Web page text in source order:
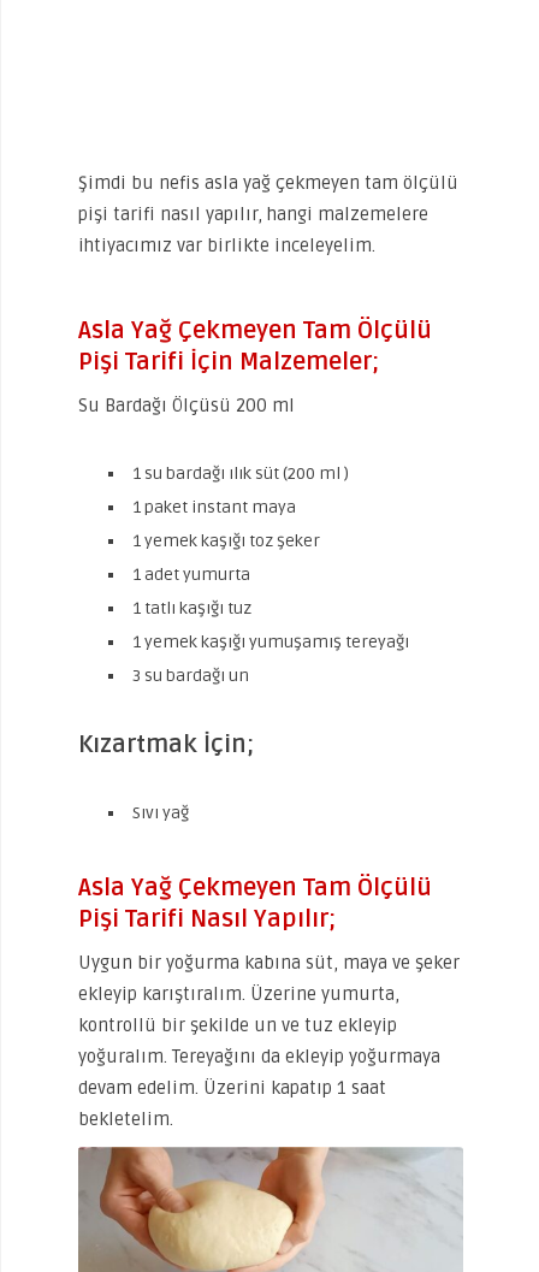
Şimdi bu nefis asla yağ çekmeyen tam ölçülü
pişi tarifi nasıl yapılır, hangi malzemelere
ihtiyacımız var birlikte inceleyelim.
Asla Yağ Çekmeyen Tam Ölçülü
Pişi Tarifi İçin Malzemeler;
Su Bardağı Ölçüsü 200 ml
1 su bardağı ılık süt (200 ml )
1 paket instant maya
1 yemek kaşığı toz şeker
1 adet yumurta
1 tatlı kaşığı tuz
1 yemek kaşığı yumuşamış tereyağı
3 su bardağı un
Kızartmak İçin;
Sıvı yağ
Asla Yağ Çekmeyen Tam Ölçülü
Pişi Tarifi Nasıl Yapılır;
Uygun bir yoğurma kabına süt, maya ve şeker
ekleyip karıştıralım. Üzerine yumurta,
kontrollü bir şekilde un ve tuz ekleyip
yoğuralım. Tereyağını da ekleyip yoğurmaya
devam edelim. Üzerini kapatıp 1 saat
bekletelim.